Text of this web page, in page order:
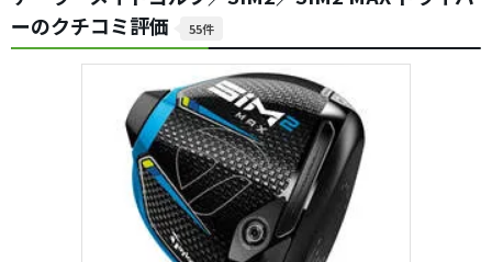
ーのクチコミ評価
55件